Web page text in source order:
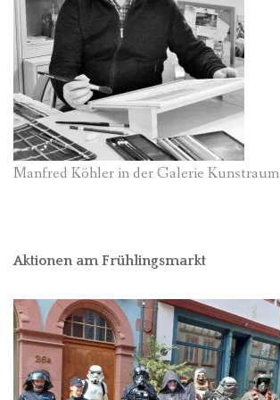
Manfred Köhler in der Galerie Kunstraum
Aktionen am Frühlingsmarkt